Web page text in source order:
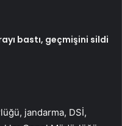
bastı, geçmişini sildi
jandarma, DSİ,